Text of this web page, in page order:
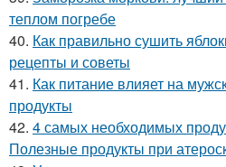
теплом погребе
40. Как правильно сушить
рецепты и советы
41. Как питание влияет на
продукты
42. 4 самых необходимых
Полезные продукты при